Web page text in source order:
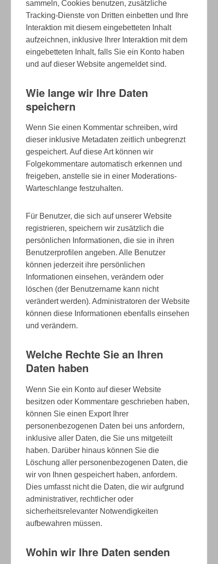
sammeln, Cookies benutzen, zusätzliche
Tracking-Dienste von Dritten einbetten und Ihre
Interaktion mit diesem eingebetteten Inhalt
aufzeichnen, inklusive Ihrer Interaktion mit dem
eingebetteten Inhalt, falls Sie ein Konto haben
und auf dieser Website angemeldet sind.
Wie lange wir Ihre Daten
speichern
Wenn Sie einen Kommentar schreiben, wird
dieser inklusive Metadaten zeitlich unbegrenzt
gespeichert. Auf diese Art können wir
Folgekommentare automatisch erkennen und
freigeben, anstelle sie in einer Moderations-
Warteschlange festzuhalten.
Für Benutzer, die sich auf unserer Website
registrieren, speichern wir zusätzlich die
persönlichen Informationen, die sie in ihren
Benutzerprofilen angeben. Alle Benutzer
können jederzeit ihre persönlichen
Informationen einsehen, verändern oder
löschen (der Benutzername kann nicht
verändert werden). Administratoren der Website
können diese Informationen ebenfalls einsehen
und verändern.
Welche Rechte Sie an Ihren
Daten haben
Wenn Sie ein Konto auf dieser Website
besitzen oder Kommentare geschrieben haben,
können Sie einen Export Ihrer
personenbezogenen Daten bei uns anfordern,
inklusive aller Daten, die Sie uns mitgeteilt
haben. Darüber hinaus können Sie die
Löschung aller personenbezogenen Daten, die
wir von Ihnen gespeichert haben, anfordern.
Dies umfasst nicht die Daten, die wir aufgrund
administrativer, rechtlicher oder
sicherheitsrelevanter Notwendigkeiten
aufbewahren müssen.
Wohin wir Ihre Daten senden